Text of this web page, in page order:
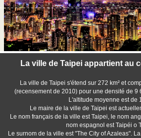
La ville de Taipei appartient au
La ville de Taipei s'étend sur 272 km² et
(recensement de 2010) pour une densité de 9
L'altitude moyenne est de
Le maire de la ville de Taipei est
Le nom français de la ville est Taipei, le nom
nom espagnol est Taipéi o
Le surnom de la ville est "The City of Azaleas".